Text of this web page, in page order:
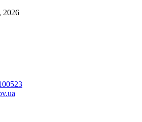
2026